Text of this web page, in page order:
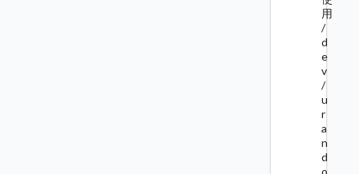
用
/
d
e
v
/
u
r
a
n
d
o